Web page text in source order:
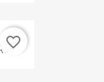
favorite_border